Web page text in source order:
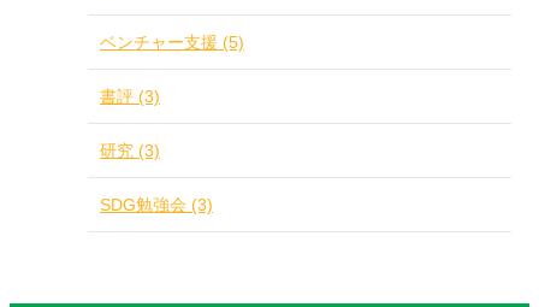
ベンチャー支援 (5)
書評 (3)
研究 (3)
SDG勉強会 (3)